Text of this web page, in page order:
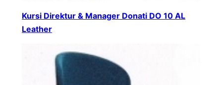
Kursi Direktur & Manager Donati DO 10 AL
Leather